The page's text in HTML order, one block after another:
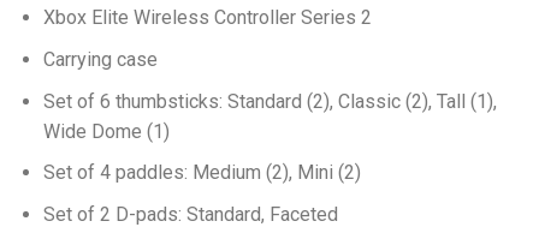
Xbox Elite Wireless Controller Series 2
Carrying case
Set of 6 thumbsticks: Standard (2), Classic (2), Tall (1),
Wide Dome (1)
Set of 4 paddles: Medium (2), Mini (2)
Set of 2 D-pads: Standard, Faceted